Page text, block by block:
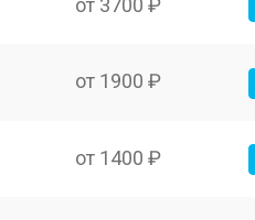
от 3700 ₽
от 1900 ₽
от 1400 ₽